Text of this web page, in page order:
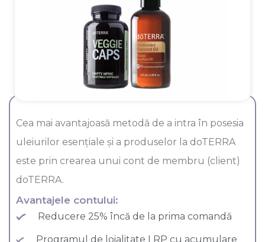
Cea mai avantajoasă metodă de a intra în posesia
uleiurilor esenţiale şi a produselor la doTERRA
este prin crearea unui cont de membru (client)
doTERRA.
Avantajele contului:
Reducere 25% încă de la prima comandă
Programul de loialitate LRP cu acumulare